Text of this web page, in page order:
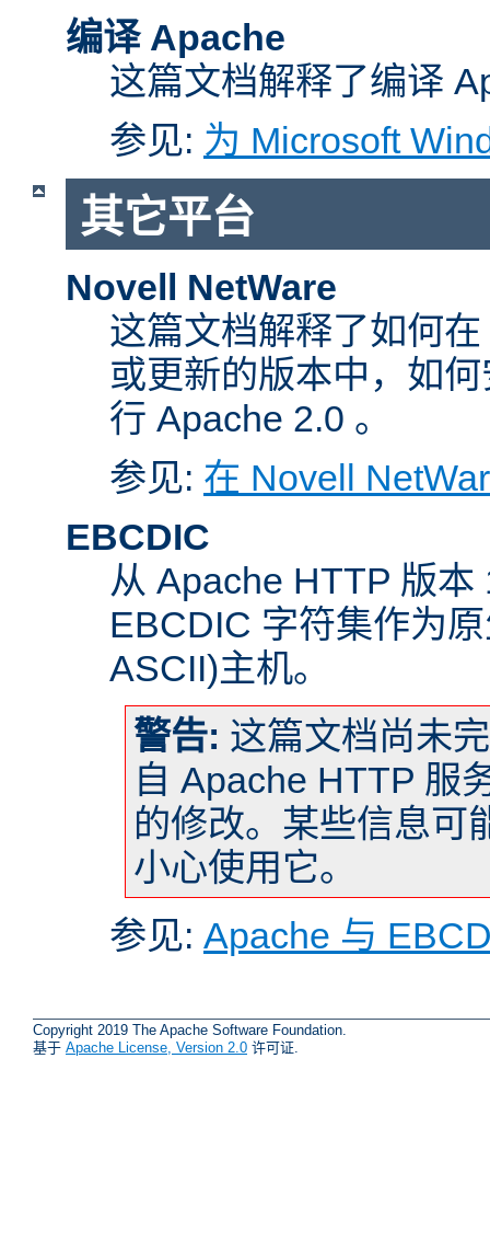
编译 Apache
这篇文档解释了编译
参见: 为 Microsoft
其它平台
Novell NetWare
这篇文档解释了如何
或更新的版本中，如
行 Apache 2.0 。
参见: 在 Novell
EBCDIC
从 Apache HTTP 版
EBCDIC 字符集作为
ASCII)主机。
警告: 这篇文档尚未
自 Apache HTTP 服
的修改。某些信息可
小心使用它。
参见: Apache 与
Copyright 2019 The Apache Software Foundation.
基于 Apache License, Version 2.0 许可证.